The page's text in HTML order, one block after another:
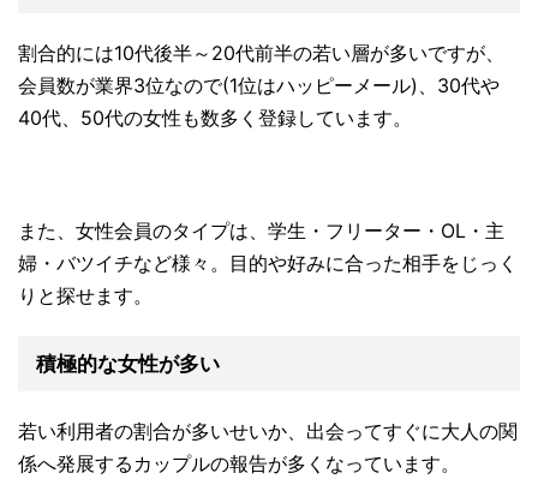
割合的には10代後半～20代前半の若い層が多いですが、
会員数が業界3位なので(1位はハッピーメール)、30代や
40代、50代の女性も数多く登録しています。
また、女性会員のタイプは、学生・フリーター・OL・主
婦・バツイチなど様々。目的や好みに合った相手をじっく
りと探せます。
積極的な女性が多い
若い利用者の割合が多いせいか、出会ってすぐに大人の関
係へ発展するカップルの報告が多くなっています。